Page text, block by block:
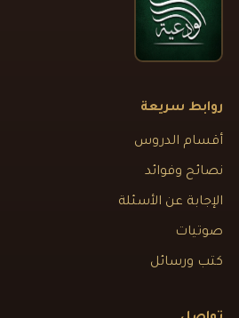
روابط سريعة
أقسام الدروس
نصائح وفوائد
الإجابة عن الأسئلة
صوتيات
كتب ورسائل